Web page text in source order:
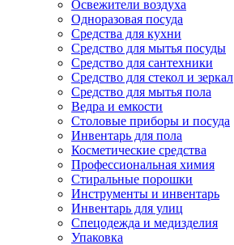
Освежители воздуха
Одноразовая посуда
Средства для кухни
Средство для мытья посуды
Средство для сантехники
Средство для стекол и зеркал
Средство для мытья пола
Ведра и емкости
Столовые приборы и посуда
Инвентарь для пола
Косметические средства
Профессиональная химия
Стиральные порошки
Инструменты и инвентарь
Инвентарь для улиц
Спецодежда и медизделия
Упаковка